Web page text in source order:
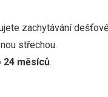
zachytávání
střechou.
24 měsíců.